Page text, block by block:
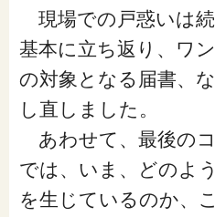
「暮らし」に関する記事
くらしすとについて
協会事業案内
現場での戸惑いは
基本に立ち返り、ワ
の対象となる届書、
し直しました。
あわせて、最後の
では、いま、どのよ
を生じているのか、